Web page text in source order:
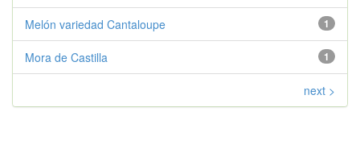
1
Melón variedad Cantaloupe
1
Mora de Castilla
next >